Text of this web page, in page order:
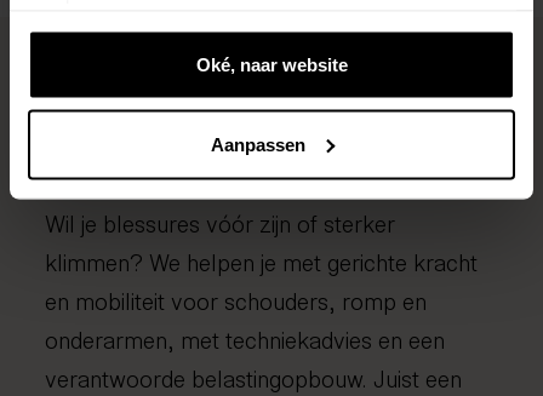
Oké, naar website
Aanpassen
Preventie en betere
prestaties
Wil je blessures vóór zijn of sterker
klimmen? We helpen je met gerichte kracht
en mobiliteit voor schouders, romp en
onderarmen, met techniekadvies en een
verantwoorde belastingopbouw. Juist een